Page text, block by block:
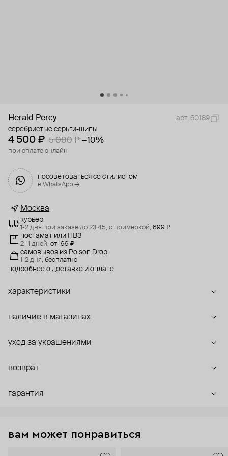
Herald Percy
арт. 60189
серебристые серьги-шипы
4 500 ₽ 5 000 ₽ −10%
при оплате онлайн
посоветоваться со стилистом
в WhatsApp →
Москва
курьер
1-2 дня при заказе до 23:45, с примеркой, 699 ₽
постамат или ПВЗ
2-11 дней, от 199 ₽
самовывоз из Poison Drop
1-2 дня, бесплатно
подробнее о доставке и оплате
характеристики
наличие в магазинах
уход за украшениями
возврат
гарантия
вам может понравиться